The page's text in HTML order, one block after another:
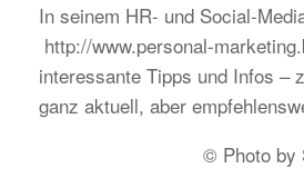
In seinem HR- und Social-
http://www.personal-
interessante Tipps und Infos –
ganz aktuell, aber
© Photo by